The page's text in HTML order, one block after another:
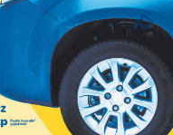
ji vyřešit
o dopravní
přímo v